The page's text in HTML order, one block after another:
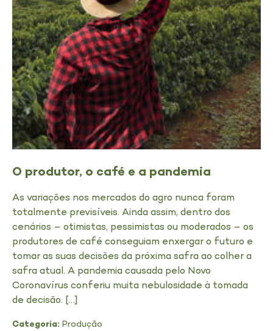
O produtor, o café e a pandemia
As variações nos mercados do agro nunca foram
totalmente previsíveis. Ainda assim, dentro dos
cenários – otimistas, pessimistas ou moderados – os
produtores de café conseguiam enxergar o futuro e
tomar as suas decisões da próxima safra ao colher a
safra atual. A pandemia causada pelo Novo
Coronavírus conferiu muita nebulosidade à tomada
de decisão. […]
Categoria: Produção